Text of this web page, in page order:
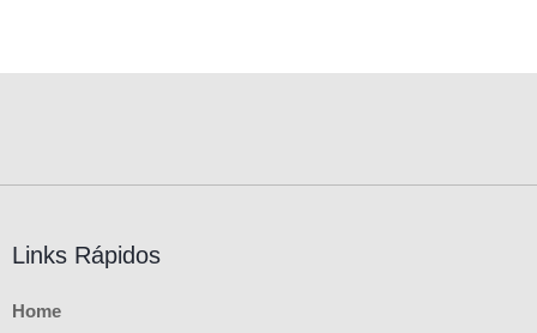
Links Rápidos
Home